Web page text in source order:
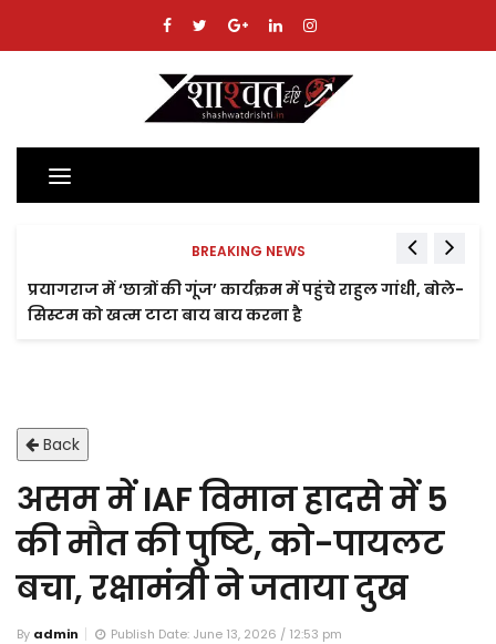
Toggle
navigation
BREAKING NEWS
प्रयागराज में ‘छात्रों की गूंज’ कार्यक्रम में पहुंचे राहुल गांधी, बोले-
सिस्टम को खत्म टाटा बाय बाय करना है
Back
असम में IAF विमान हादसे में 5
की मौत की पुष्टि, को-पायलट
बचा, रक्षामंत्री ने जताया दुख
By admin
Publish Date: June 13, 2026 / 12:53 pm